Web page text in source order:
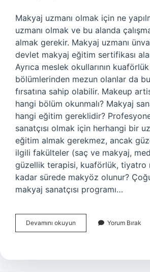
Makyaj uzmanı olmak için ne
uzmanı olmak ve bu alanda
almak gerekir. Makyaj uzmanı
devlet makyaj eğitim sertifikası
Ayrıca meslek okullarının
bölümlerinden mezun olanlar da
fırsatına sahip olabilir. Makeup
hangi bölüm okunmalı? Makyaj
hangi eğitim gereklidir?
sanatçısı olmak için herhangi bir
eğitim almak gerekmez, ancak
ilgili fakülteler (saç ve makyaj,
güzellik terapisi, kuaförlük, tiyatro
kadar sürede makyöz olunur?
makyaj sanatçısı programı…
Devamını okuyun Makeup
Uzmanı
Yorum Bırak